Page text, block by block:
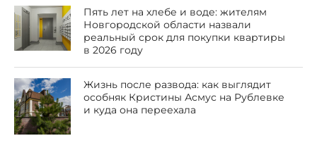
Пять лет на хлебе и воде: жителям
Новгородской области назвали
реальный срок для покупки квартиры
в 2026 году
Жизнь после развода: как выглядит
особняк Кристины Асмус на Рублевке
и куда она переехала